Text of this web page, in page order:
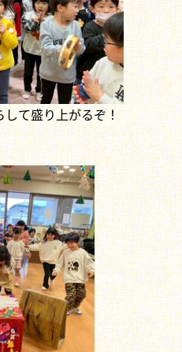
て盛り上がるぞ！